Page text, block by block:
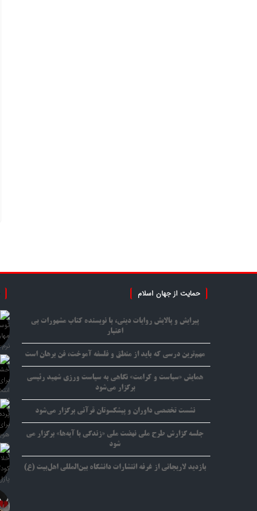
حمایت از جهان اسلام
پیرایش و پالایش روایات دینی، با نویسنده کتاب مشهورات بی
اعتبار
مهم‌ترین درسی که باید از منطق و فلسفه آموخت، فن برهان است
همایش «سیاست و کرامت» نگاهی به سیاست ورزی شهید رئیسی
برگزار می‌شود
نشست تخصصی داوران و پیشکسوتان قرآنی برگزار می‌شود
جلسه گزارش طرح ملی نهضت ملی «زندگی با آیه‌ها» برگزار می
شود
بازدید لاریجانی از غرفه انتشارات دانشگاه بین‌المللی اهل‌بیت (ع)